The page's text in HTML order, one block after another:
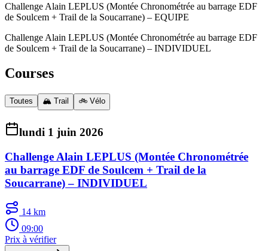
Challenge Alain LEPLUS (Montée Chronométrée au barrage EDF
de Soulcem + Trail de la Soucarrane) – EQUIPE
Challenge Alain LEPLUS (Montée Chronométrée au barrage EDF
de Soulcem + Trail de la Soucarrane) – INDIVIDUEL
Courses
Toutes 🏔️ Trail 🚲 Vélo
lundi 1 juin 2026
Challenge Alain LEPLUS (Montée Chronométrée
au barrage EDF de Soulcem + Trail de la
Soucarrane) – INDIVIDUEL
14 km
09:00
Prix à vérifier